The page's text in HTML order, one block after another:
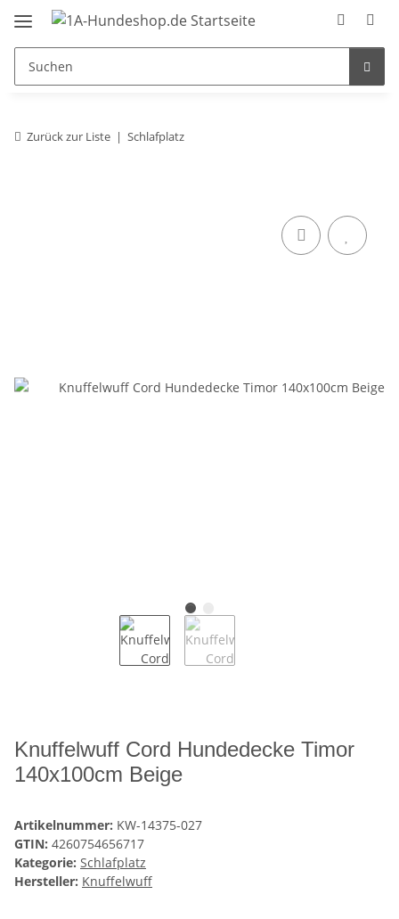
Zurück zur Liste Schlafplatz
Knuffelwuff Cord Hundedecke Timor
140x100cm Beige
Artikelnummer: KW-14375-027
GTIN: 4260754656717
Kategorie: Schlafplatz
Hersteller: Knuffelwuff